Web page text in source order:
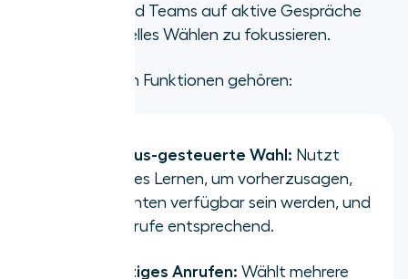
zu reduzieren und Teams auf aktive Gespräche
statt auf manuelles Wählen zu fokussieren.
Zu den gängigen Funktionen gehören:
Algorithmus-gesteuerte Wahl: Nutzt
maschinelles Lernen, um vorherzusagen,
wann Agenten verfügbar sein werden, und
startet Anrufe entsprechend.
Gleichzeitiges Anrufen: Wählt mehrere